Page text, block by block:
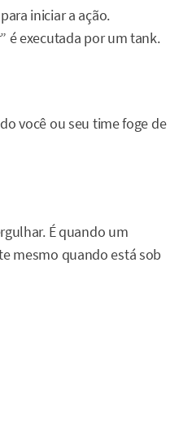
iniciar a ação.
é executada por um tank.
você ou seu time foge de
É quando um
mesmo quando está sob